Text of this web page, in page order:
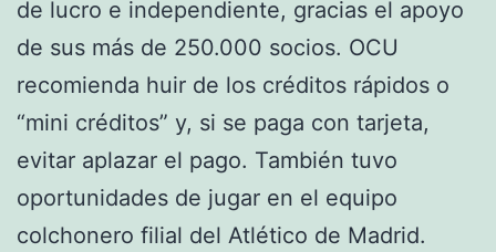
de lucro e independiente, gracias el apoyo
de sus más de 250.000 socios. OCU
recomienda huir de los créditos rápidos o
“mini créditos” y, si se paga con tarjeta,
evitar aplazar el pago. También tuvo
oportunidades de jugar en el equipo
colchonero filial del Atlético de Madrid.